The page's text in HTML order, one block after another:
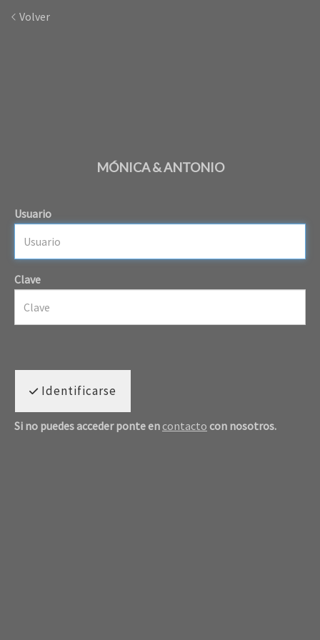
Volver
MÓNICA & ANTONIO
Usuario
Clave
Identificarse
Si no puedes acceder ponte en contacto con nosotros.